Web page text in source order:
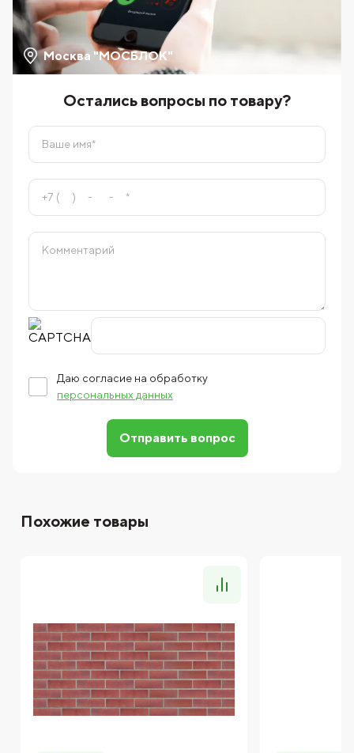
Москва "МОСБЛОК"
Остались вопросы по товару?
Даю согласие на обработку
персональных данных
Отправить вопрос
Похожие товары